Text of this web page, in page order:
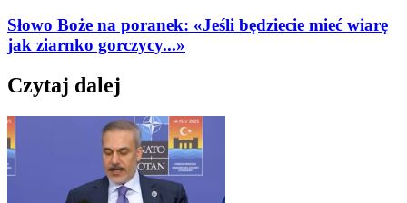
Słowo Boże na poranek: «Jeśli będziecie mieć wiarę
jak ziarnko gorczycy...»
Czytaj dalej